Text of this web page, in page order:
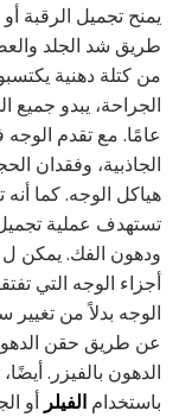
يمنح تجميل الرقبة
طريق شد الجلد
من كتلة دهنية
الجراحة، يبدو
عامًا. مع تقدم الوجه
الجاذبية، وفقدان
هياكل الوجه. كما
تستهدف عملية
ودهون الفك. يمكن ل
أجزاء الوجه التي
الوجه بدلاً من
عن طريق حقن
الدهون بالفيزر.
باستخدام الفيلر أو